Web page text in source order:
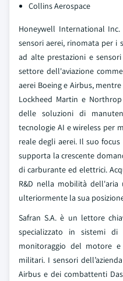
Collins Aerospace
Honeywell International
sensori aerei, rinomata per i
ad alte prestazioni e
settore dell'aviazione
aerei Boeing e Airbus,
Lockheed Martin e
delle soluzioni di
tecnologie AI e wireless per
reale degli aerei. Il suo focus
supporta la crescente
di carburante ed elettrici.
R&D nella mobilità dell'aria
ulteriormente la sua
Safran S.A. è un lettore
specializzato in sistemi di
monitoraggio del motore
militari. I sensori
Airbus e dei combattenti